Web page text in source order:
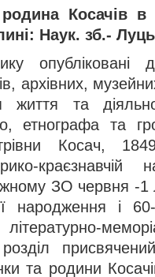
Косачів в
Наук. зб.-
опубліковані
архівних,
життя та
етнографа та
Косач,
ЗО червня -1
народження і
та родини